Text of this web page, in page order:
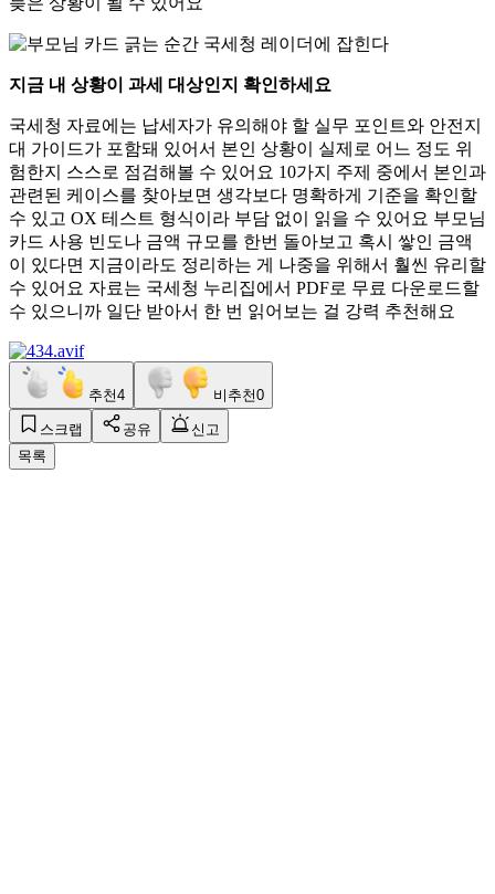
지금 내 상황이 과세 대상인지 확인하세요
국세청 자료에는 납세자가 유의해야 할 실무 포인트와 안전지
대 가이드가 포함돼 있어서 본인 상황이 실제로 어느 정도 위
험한지 스스로 점검해볼 수 있어요 10가지 주제 중에서 본인과
관련된 케이스를 찾아보면 생각보다 명확하게 기준을 확인할
수 있고 OX 테스트 형식이라 부담 없이 읽을 수 있어요 부모님
카드 사용 빈도나 금액 규모를 한번 돌아보고 혹시 쌓인 금액
이 있다면 지금이라도 정리하는 게 나중을 위해서 훨씬 유리할
수 있어요 자료는 국세청 누리집에서 PDF로 무료 다운로드할
수 있으니까 일단 받아서 한 번 읽어보는 걸 강력 추천해요
추천4 비추천0
스크랩 공유
신고
목록